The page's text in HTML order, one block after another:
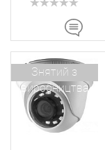
Знятий з
виробництва